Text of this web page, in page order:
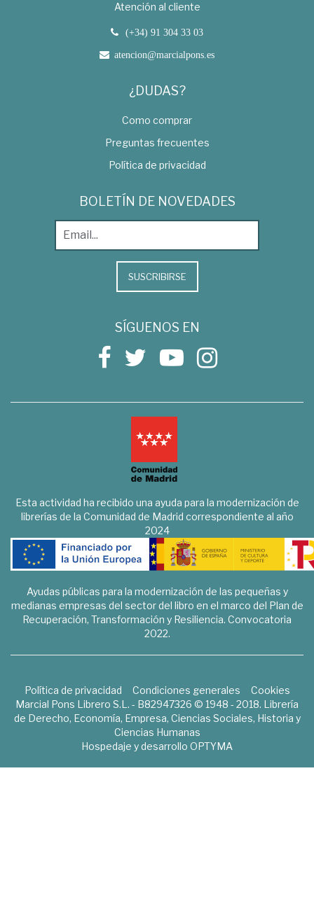
Atención al cliente
(+34) 91 304 33 03
atencion@marcialpons.es
¿DUDAS?
Como comprar
Preguntas frecuentes
Política de privacidad
BOLETÍN DE NOVEDADES
SUSCRIBIRSE
SÍGUENOS EN
Esta actividad ha recibido una ayuda para la modernización de
librerías de la Comunidad de Madrid correspondiente al año
2024
Ayudas públicas para la modernización de las pequeñas y
medianas empresas del sector del libro en el marco del Plan de
Recuperación, Transformación y Resiliencia. Convocatoria
2022.
Política de privacidad Condiciones generales
Cookies
Marcial Pons Librero S.L. - B82947326 © 1948 - 2018. Librería
de Derecho, Economía, Empresa, Ciencias Sociales, Historia y
Ciencias Humanas
Hospedaje y desarrollo OPTYMA